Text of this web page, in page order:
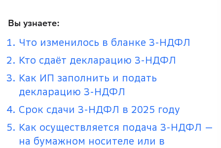
Вы узнаете:
Что изменилось в бланке 3-НДФЛ
Кто сдаёт декларацию 3-НДФЛ
Как ИП заполнить и подать
декларацию 3-НДФЛ
Срок сдачи 3-НДФЛ в 2025 году
Как осуществляется подача 3-НДФЛ —
на бумажном носителе или в